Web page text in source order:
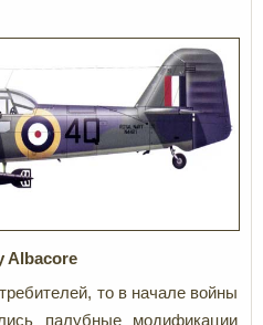
Albacore
то в начале войны
палубные модификации